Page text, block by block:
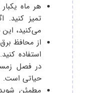
هر ماه
تمیز کنید.
می‌کنید، این
از محافظ
استفاده
در فصل
حیاتی است.